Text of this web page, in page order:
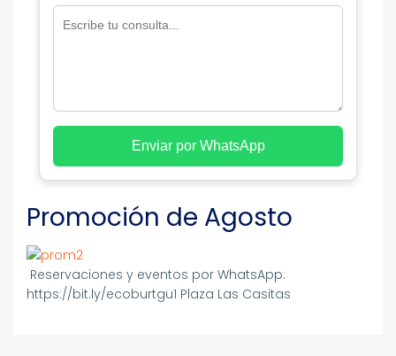
Enviar por WhatsApp
Promoción de Agosto
Reservaciones y eventos por WhatsApp:
https://bit.ly/ecoburtgu1 Plaza Las Casitas